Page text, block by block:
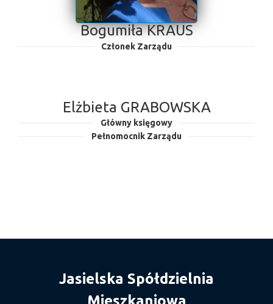
Bogumiła KRAUS
Członek Zarządu
Elżbieta GRABOWSKA
Główny księgowy
Pełnomocnik Zarządu
Jasielska Spółdzielnia
Mieszkaniowa